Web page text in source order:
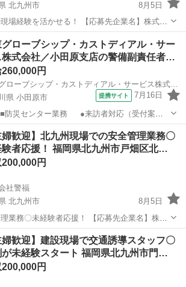
北九州市
8月5日
せる！ 【応募先企業名】株式会
員 【職種】警備員・警備関連 【応募資格】
ルの方に限る ・仕事内容欄の■□求める人材
仕事...
警備員
グローブシップ・カストディアル・サー
株式会社／小田原支店の警備副責任者…
260,000円
日東グローブシップ・カストディアル・サービス株式会社／小田原支店
県 小田原市
提携サイト 7月16日
モニター監視、警報機器の監視 ■立哨・
●エントランス・車寄せでの立哨・警戒 ●
警備員
婦歓迎】北九州現場での安全管理業務〇
験者応援！ 福岡県北九州市戸畑区北…
200,000円
社警福
北九州市
8月5日
験者応援！ 【応募先企業名】株式
社員 【職種】警備員・警備関連 【応募資
レベルの方に限る ・仕事内容欄の■□求める
い【仕...
警備員 未経験
婦歓迎】建設現場で交通誘導スタッフ〇
が未経験スタート 福岡県北九州市門…
200,000円